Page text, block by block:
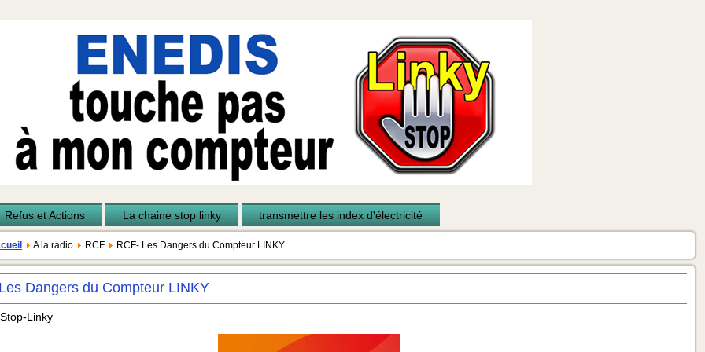
Refus et Actions La chaine stop linky transmettre les index d'électricité
A la radio RCF RCF- Les Dangers du Compteur LINKY
Dangers du Compteur LINKY
Linky